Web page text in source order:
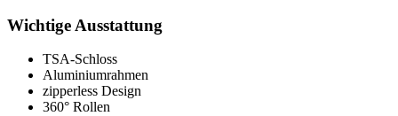
Wichtige Ausstattung
TSA-Schloss
Aluminiumrahmen
zipperless Design
360° Rollen